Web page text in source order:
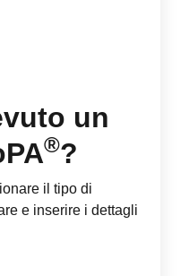
un
®?
il tipo di
e inserire i dettagli